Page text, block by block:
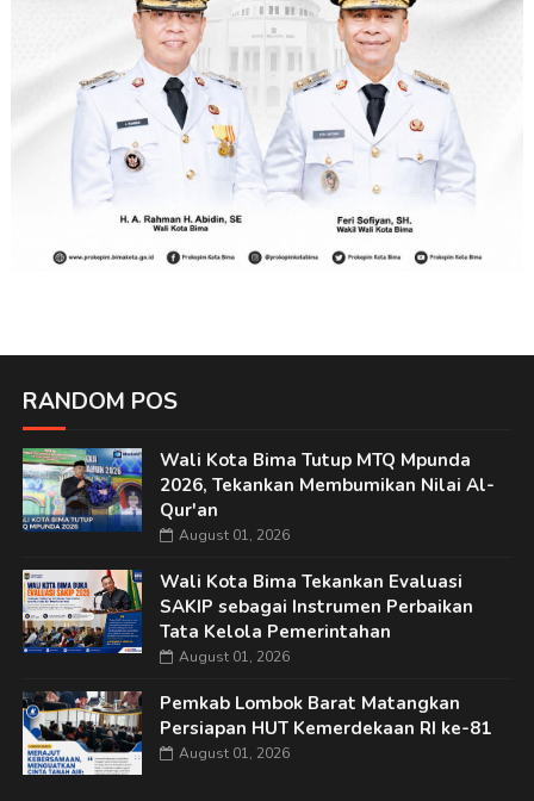
RANDOM POS
Wali Kota Bima Tutup MTQ Mpunda
2026, Tekankan Membumikan Nilai Al-
Qur'an
August 01, 2026
Wali Kota Bima Tekankan Evaluasi
SAKIP sebagai Instrumen Perbaikan
Tata Kelola Pemerintahan
August 01, 2026
Pemkab Lombok Barat Matangkan
Persiapan HUT Kemerdekaan RI ke-81
August 01, 2026